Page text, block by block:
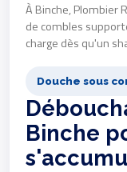
À Binche, Plombier
de combles
charge dès qu'un
Douche sous
Binche